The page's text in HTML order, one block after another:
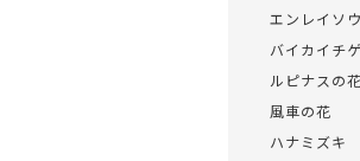
エンレイソウ
バイカイチゲ
ルピナスの花
風車の花
ハナミズキ